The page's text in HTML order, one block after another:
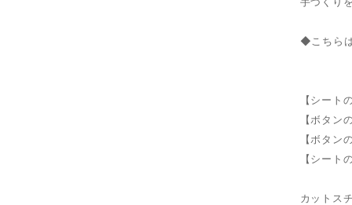
◆こちら
【シー
【ボタン
【ボタン
【シート
カットス